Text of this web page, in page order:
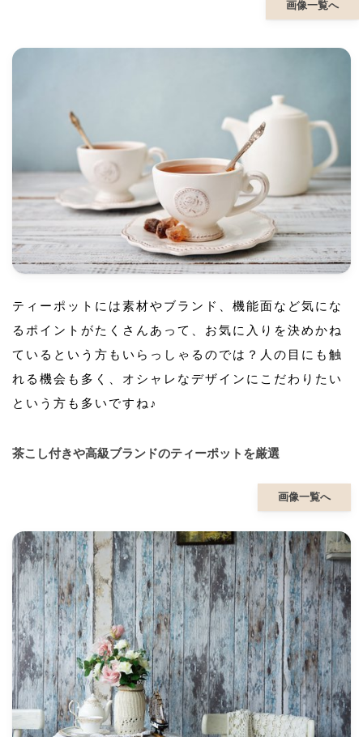
画像一覧へ
ティーポットには素材やブランド、機能面など気にな
るポイントがたくさんあって、お気に入りを決めかね
ているという方もいらっしゃるのでは？人の目にも触
れる機会も多く、オシャレなデザインにこだわりたい
という方も多いですね♪
茶こし付きや高級ブランドのティーポットを厳選
画像一覧へ